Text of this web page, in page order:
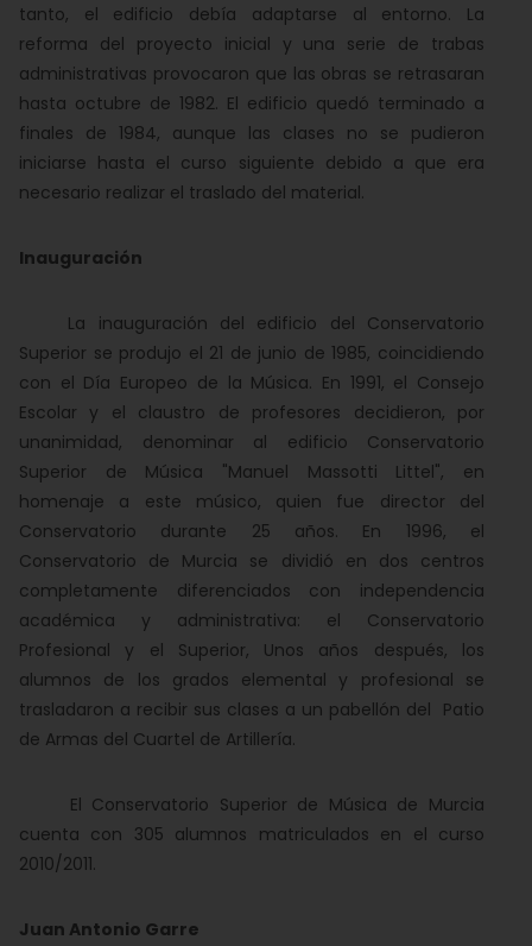
tanto, el edificio debía adaptarse al entorno. La
reforma del proyecto inicial y una serie de trabas
administrativas provocaron que las obras se retrasaran
hasta octubre de 1982. El edificio quedó terminado a
finales de 1984, aunque las clases no se pudieron
iniciarse hasta el curso siguiente debido a que era
necesario realizar el traslado del material.
Inauguración
La inauguración del edificio del Conservatorio
Superior se produjo el 21 de junio de 1985, coincidiendo
con el Día Europeo de la Música. En 1991, el Consejo
Escolar y el claustro de profesores decidieron, por
unanimidad, denominar al edificio Conservatorio
Superior de Música "Manuel Massotti Littel", en
homenaje a este músico, quien fue director del
Conservatorio durante 25 años. En 1996, el
Conservatorio de Murcia se dividió en dos centros
completamente diferenciados con independencia
académica y administrativa: el Conservatorio
Profesional y el Superior, Unos años después, los
alumnos de los grados elemental y profesional se
trasladaron a recibir sus clases a un pabellón del Patio
de Armas del Cuartel de Artillería.
El Conservatorio Superior de Música de Murcia
cuenta con 305 alumnos matriculados en el curso
2010/2011.
Juan Antonio Garre